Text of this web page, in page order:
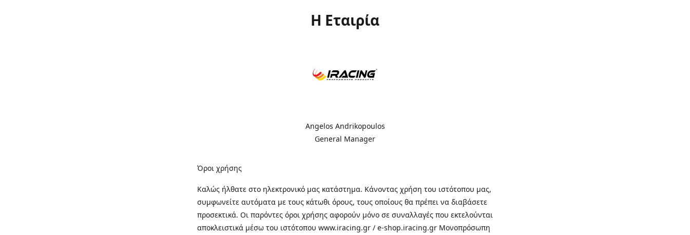
Η Εταιρία
Angelos Andrikopoulos
General Manager
Όροι χρήσης
Καλώς ήλθατε στo ηλεκτρονικό μας κατάστημα. Κάνοντας χρήση του ιστότοπου μας,
συμφωνείτε αυτόματα με τους κάτωθι όρους, τους οποίους θα πρέπει να διαβάσετε
προσεκτικά. Οι παρόντες όροι χρήσης αφορούν μόνο σε συναλλαγές που εκτελούνται
αποκλειστικά μέσω του ιστότοπου www.iracing.gr / e-shop.iracing.gr Μονοπρόσωπη